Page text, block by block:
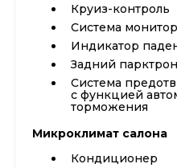
Круиз-контроль
Система
Индикатор
Задний
Система
с функцией
торможения
Микроклимат салона
Кондиционер